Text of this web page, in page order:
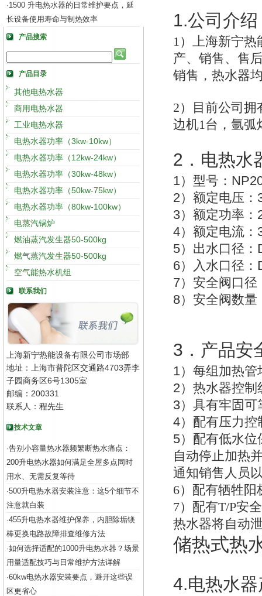
·1500 升电热水器的日常维护要点，延
长设备使用寿命与制热效率
产品搜索
产品目录
其他电热水器
商用电热水器
工业电热水器
电热水器功率（3kw-10kw）
电热水器功率（12kw-24kw）
电热水器功率（30kw-48kw）
电热水器功率（50kw-75kw）
电热水器功率（80kw-100kw）
电蒸汽锅炉
燃油蒸汽发生器50-500kg
燃气蒸汽发生器50-500kg
空气能热水机组
联系我们
上海新宁热能设备有限公司市场部
地址：上海市普陀区交通路4703弄李
子园商务区6号1305室
邮编：200331
联系人：程先生
技术文章
·告别小容量热水器频繁断热水痛点：
200升电热水器如何满足全屋多点同时
用水、无需反复等待
·500升电热水器安装注意：这5个细节不
注意就白装
·455升电热水器维护保养，内胆除垢镁
棒更换电路故障排查维修方法
·如何选择适配的1000升电热水器？场景
用量适配技巧与日常维护方法详解
·60kw电热水器安装要点，避开这些误
区更省心
1.公司介绍
1）上海新宁
产、销售、售
销售，热水器
2）目前公司拥
边机1台，氩弧
2 ．电热
1）型号：
2）额定电压：
3）额定功率：
4）额定电流：
5）出水口径：
6）入水口径：
7）安全阀口径
8）安全阀数量
3 ．产品
1）每组加热管
2）热水器控制
3）具有牢固
4）配有压力
5）配有低水位
自动停止加热
通知销售人员
6）配有牺牲
7）配有T/P安
热水器将自动
储热式热
4.电热水